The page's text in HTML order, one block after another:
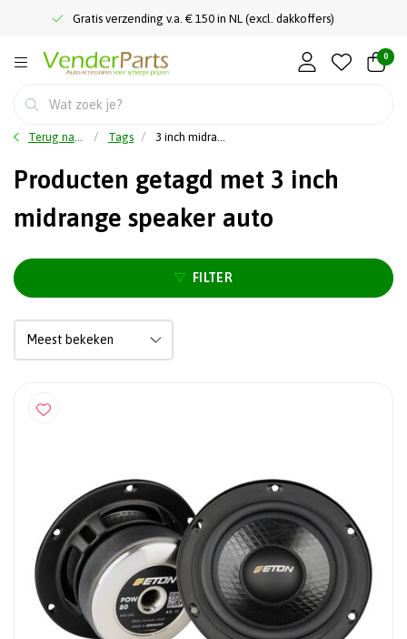
Gratis verzending v.a. € 150 in NL (excl. dakkoffers)
0
Terug naar home Tags 3 inch midrange speaker auto
Producten getagd met 3 inch
midrange speaker auto
FILTER